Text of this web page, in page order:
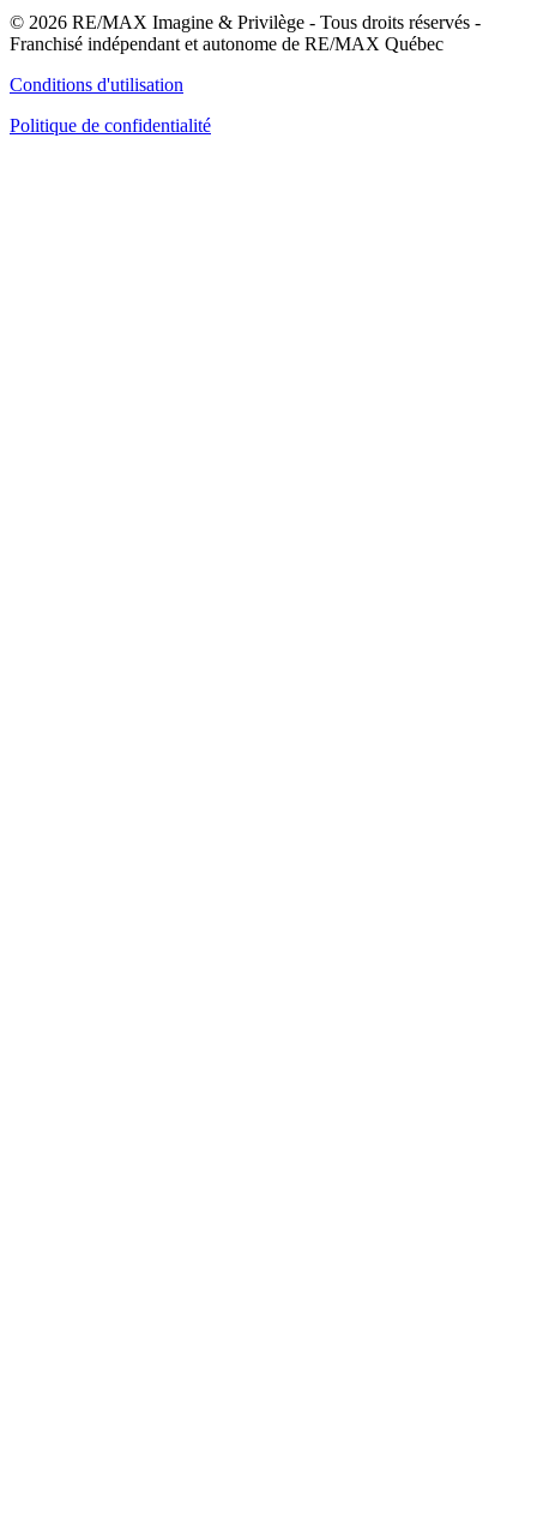
© 2026 RE/MAX Imagine & Privilège - Tous droits réservés -
Franchisé indépendant et autonome de RE/MAX Québec
Conditions d'utilisation
Politique de confidentialité